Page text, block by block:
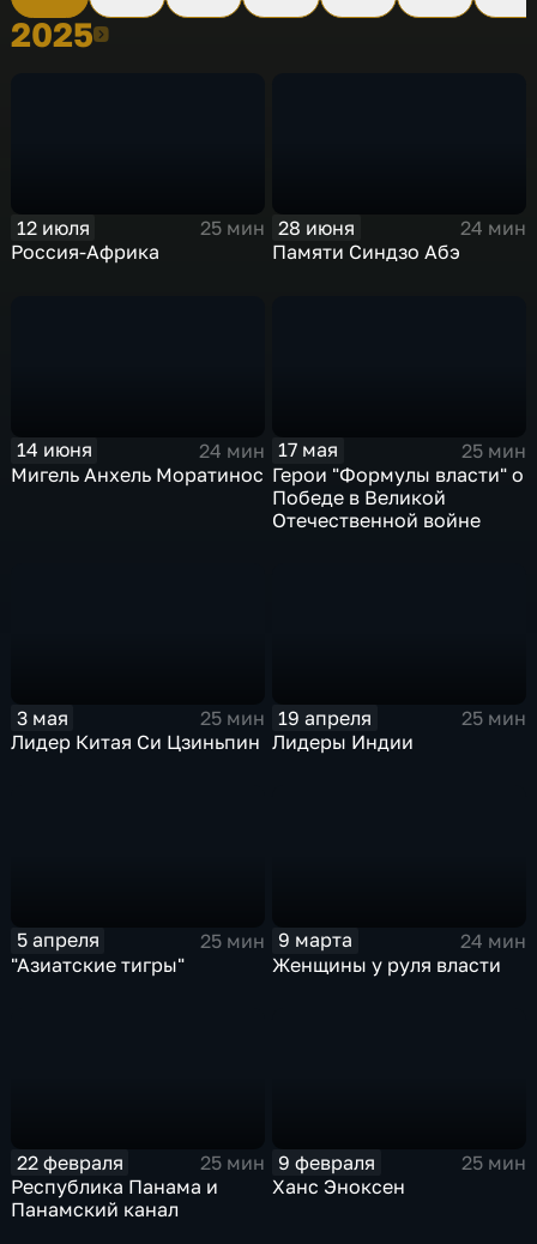
20252025
12 июля
25 мин
Россия-Африка
28 июня
24 мин
Памяти Синдзо Абэ
14 июня
24 мин
Мигель Анхель Моратинос
17 мая
25 мин
Герои "Формулы власти" о
Победе в Великой
Отечественной войне
3 мая
25 мин
Лидер Китая Си Цзиньпин
19 апреля
25 мин
Лидеры Индии
5 апреля
25 мин
"Азиатские тигры"
9 марта
24 мин
Женщины у руля власти
22 февраля
25 мин
Республика Панама и
Панамский канал
9 февраля
25 мин
Ханс Эноксен